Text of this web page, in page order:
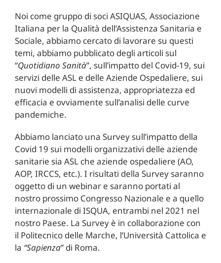
Noi come gruppo di soci ASIQUAS, Associazione
Italiana per la Qualità dell’Assistenza Sanitaria e
Sociale, abbiamo cercato di lavorare su questi
temi, abbiamo pubblicato degli articoli sul
“Quotidiano Sanità”, sull’impatto del Covid-19, sui
servizi delle ASL e delle Aziende Ospedaliere, sui
nuovi modelli di assistenza, appropriatezza ed
efficacia e ovviamente sull’analisi delle curve
pandemiche.
Abbiamo lanciato una Survey sull’impatto della
Covid 19 sui modelli organizzativi delle aziende
sanitarie sia ASL che aziende ospedaliere (AO,
AOP, IRCCS, etc.). I risultati della Survey saranno
oggetto di un webinar e saranno portati al
nostro prossimo Congresso Nazionale e a quello
internazionale di ISQUA, entrambi nel 2021 nel
nostro Paese. La Survey è in collaborazione con
il Politecnico delle Marche, l’Università Cattolica e
la “Sapienza” di Roma.